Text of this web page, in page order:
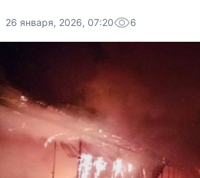
26 января, 2026, 07:20 6